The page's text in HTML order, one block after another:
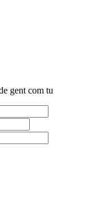
gent com tu